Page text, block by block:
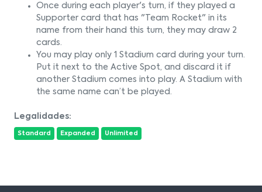
Once during each player's turn, if they played a
Supporter card that has "Team Rocket" in its
name from their hand this turn, they may draw 2
cards.
You may play only 1 Stadium card during your turn.
Put it next to the Active Spot, and discard it if
another Stadium comes into play. A Stadium with
the same name can’t be played.
Legalidades:
Standard Expanded Unlimited